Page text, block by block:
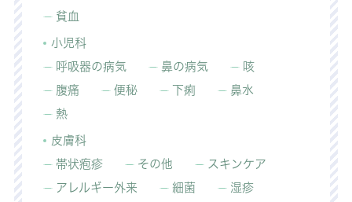
貧血
小児科
呼吸器の病気
鼻の病気
咳
腹痛
便秘 下痢
鼻水
熱
皮膚科
帯状疱疹
その他
スキンケア
アレルギー外来
細菌 湿疹